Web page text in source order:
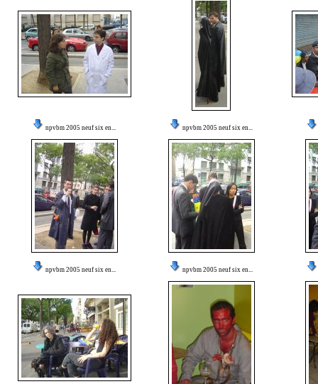
npvbm 2005 neuf six en... npvbm 2005 neuf six en...
npvbm 2005 neuf six en... npvbm 2005 neuf six en...